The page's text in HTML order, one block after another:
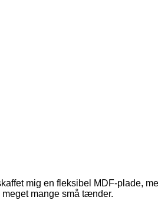
mig en fleksibel MDF-plade,
mange små tænder.